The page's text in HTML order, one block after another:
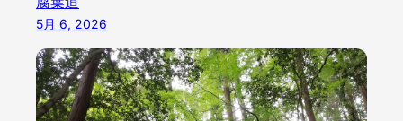
5月 6, 2026